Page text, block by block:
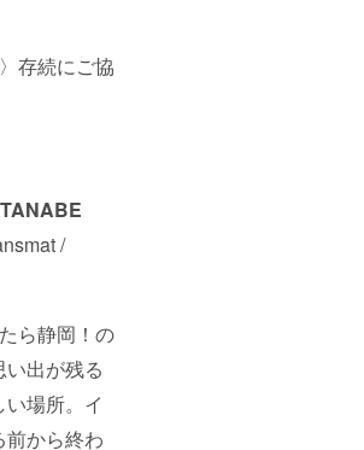
存続にご協
/
ら静岡！の
出が残る
場所。イ
から終わ